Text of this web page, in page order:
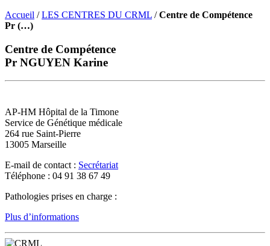
Accueil /LES CENTRES DU CRML /Centre de Compétence
Pr (…)
Centre de Compétence
Pr NGUYEN Karine
AP-HM Hôpital de la Timone
Service de Génétique médicale
264 rue Saint-Pierre
13005 Marseille
E-mail de contact : Secrétariat
Téléphone : 04 91 38 67 49
Pathologies prises en charge :
Plus d’informations